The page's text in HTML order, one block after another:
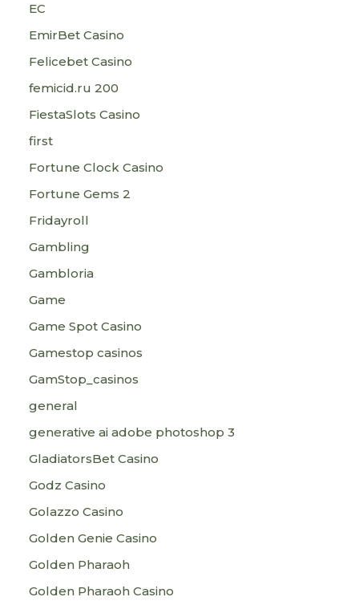
EC
EmirBet Casino
Felicebet Casino
femicid.ru 200
FiestaSlots Casino
first
Fortune Clock Casino
Fortune Gems 2
Fridayroll
Gambling
Gambloria
Game
Game Spot Casino
Gamestop casinos
GamStop_casinos
general
generative ai adobe photoshop 3
GladiatorsBet Casino
Godz Casino
Golazzo Casino
Golden Genie Casino
Golden Pharaoh
Golden Pharaoh Casino